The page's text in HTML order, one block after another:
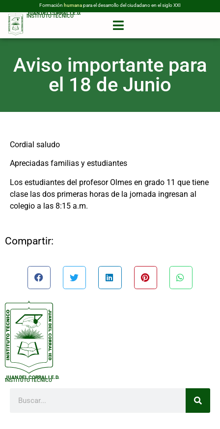
Formación humanapara el desarrollo del ciudadano en el siglo XXI
INSTITUTO TÉCNICO
JUAN DEL CORRAL I.E.D.
Aviso importante para
el 18 de Junio
Cordial saludo
Apreciadas familias y estudiantes
Los estudiantes del profesor Olmes en grado 11 que tiene
clase las dos primeras horas de la jornada ingresan al
colegio a las 8:15 a.m.
Compartir:
INSTITUTO TÉCNICO
JUAN DEL CORRAL I.E.D.